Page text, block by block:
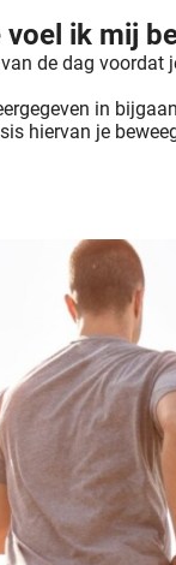
ik mij
de dag
in
hiervan je